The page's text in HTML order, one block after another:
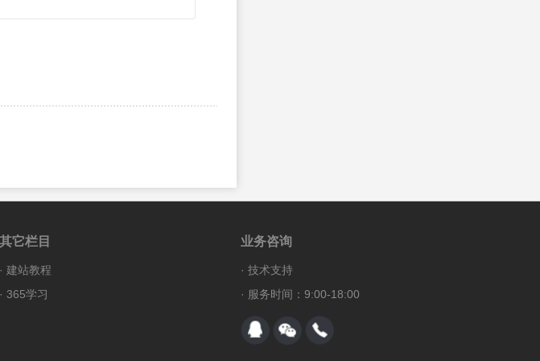
HTML 媒体@@HTML 多媒体
50、HTML 多媒体
51、HTML Object 元素
53、HTML 视频
其它栏目
· 建站教程
· 365学习
业务咨询
· 技术支持
· 服务时间：9:00-18:00